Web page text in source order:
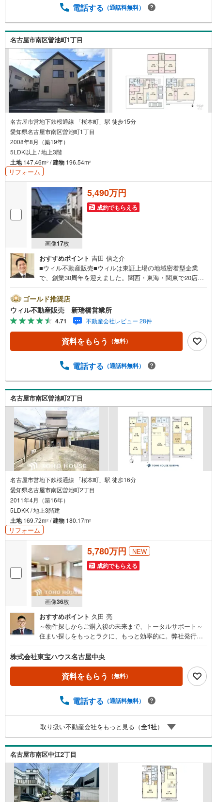
●すぐの内覧も可能です●弊社は定休日なく営業しており、
もご紹介可能ですので、一度ご相談ください。●その他の相
談もプロが対応●物件に関することはもちろん、住宅ローン
などの資金面やリフォームに関することなど、お住まいに
関するどんなことでもお気軽にご相談ください。
電話する （通話料無料）
名古屋市南区曽池町1丁目
名古屋市営地下鉄桜通線 「桜本町」駅 徒歩15分
愛知県名古屋市南区曽池町1丁目
2008年8月（築19年）
5LDK以上 / 地上3階
土地147.46m2 /建物 196.54m2
リフォーム
画像17枚
5,490万円
成約でもらえる
おすすめポイント 吉田 信之介
■ウィル不動産販売■ウィルは東証上場の地域密着型企業
で、創業30周年を迎えました。関西・東海・関東で20店舗
です。新瑞橋駅から徒歩1分の店舗には、キッズスペースや
おむつ替えスペースを完備しており、お子様連れのお客様
も安心してご利用いただけます。●平日のお住まい探しの方
へ●弊社では平日にご内覧や契約を希望されるお客様のため
に、「平日会員制度」という割引プランをご用意していま
す。●お仕事で忙しい方へ●午前10時から午後7時まで、毎
間外でのご内覧にも対応いたします。また、オンライン内
弊社は定休日なく営業しており、当日のご内覧も承りま
す。弊社で掲載している物件以外にもご紹介可能ですの
で、一度ご相談ください。●その他の相談もプロが対応●物
件に関することはもちろん、住宅ローンなどの資金面やリ
フォームに関することなど、お住まいに関するどんなこと
でもお気軽にご相談ください。
ゴールド推奨店
ウィル不動産販売 新瑞橋営業所
4.71 不動産会社レビュー 28件
資料をもらう （無料）
電話する （通話料無料）
名古屋市南区曽池町2丁目
名古屋市営地下鉄桜通線 「桜本町」駅 徒歩16分
愛知県名古屋市南区曽池町2丁目
2011年4月（築16年）
5LDKK / 地上3階建
土地169.72m2 /建物 180.17m2
リフォーム
画像36枚
5,780万円 NEW
成約でもらえる
おすすめポイント 久田 亮
～物件探しからご購入後の未来まで、トータルサポート～
住まい探しをもっとラクに、もっと効率的に。弊社発行の
辺環境のチェックまでスマホで完結。よく行く場所へのル
ートや所要時間がわかる「Door to Door機能」で、通勤・通
学時間もスムーズに検索できます。東宝ハウス名古屋中央
では、物件のご紹介にとどまらず、独自の会員サービス「T
イフプランニングを通じて、ご入居後もお客様の安心と豊
ます。 住宅ローンのご相談 FPによるライフプランのシミ
ュレーションお電話よりお問い合わせの際は「Yahoo！不
現地を見学する】ボタンよりご予約いただくとご見学がス
ムーズにご案内できます。お客様のお住まいへの「希望」
を形にするべく全力でお手伝いさせていただきます。お会
いできる日を心待ちにしております。
株式会社東宝ハウス名古屋中央
資料をもらう （無料）
電話する （通話料無料）
取り扱い不動産会社をもっと見る（全1社）
名古屋市南区中江2丁目